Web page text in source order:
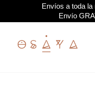
Envíos a toda la
Envío